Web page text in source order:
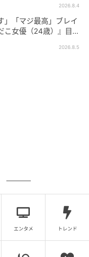
読む
2026.8.4
」「マジ最高」ブレイ
こ女優（24歳）』目が
2026.8.5
エンタメ トレンド